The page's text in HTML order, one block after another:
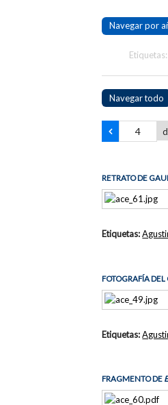
Navegar por
Navegar todo
RETRATO DE
Etiquetas:
FOTOGRAFÍA
Etiquetas:
FRAGMENTO DE